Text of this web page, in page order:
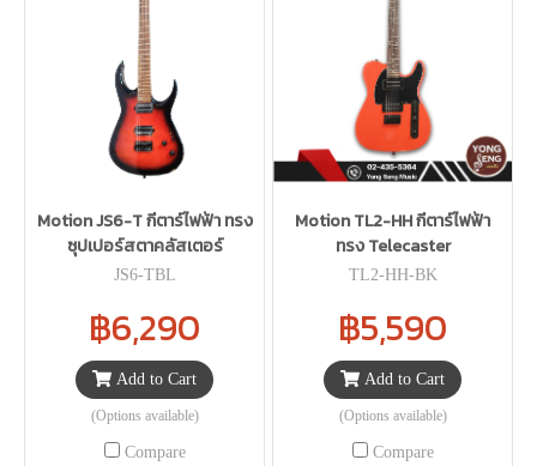
Motion JS6-T กีตาร์ไฟฟ้า ทรง
ซุปเปอร์สตาคลัสเตอร์
JS6-TBL
฿6,290
Add to Cart
(Options available)
Compare
Motion TL2-HH กีตาร์ไฟฟ้า
ทรง Telecaster
TL2-HH-BK
฿5,590
Add to Cart
(Options available)
Compare